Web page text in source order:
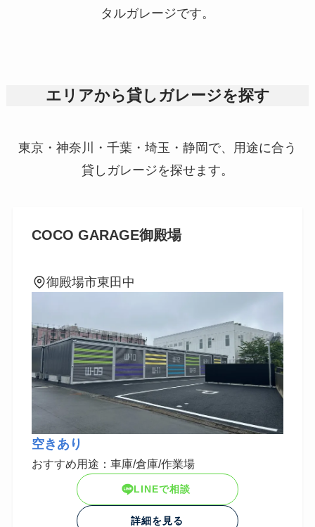
タルガレージです。
エリアから貸しガレージを探す
東京・神奈川・千葉・埼玉・静岡で、用途に合う
貸しガレージを探せます。
COCO GARAGE御殿場
御殿場市東田中
空きあり
おすすめ用途：車庫/倉庫/作業場
LINEで相談
詳細を見る